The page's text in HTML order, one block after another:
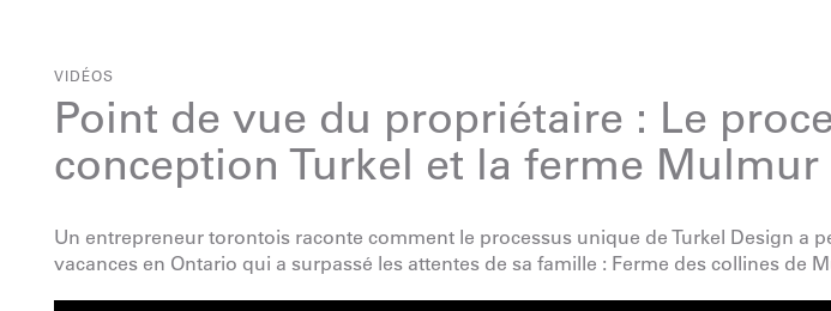
VIDÉOS
Point de vue du propriétaire : Le
conception Turkel et la ferme Mulmur
Un entrepreneur torontois raconte comment le processus unique de Turkel Design a
vacances en Ontario qui a surpassé les attentes de sa famille : Ferme des collines de